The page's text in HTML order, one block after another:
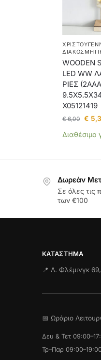
WOODEN
LED WW
ΡΙΕΣ
X05121419
€6,00 €
Διαθέσιμο
Δωρεάν
Σε όλες τις
των €100
ΚΑΤΆΣΤΗΜΑ
📍 Λ. Φλέμινγκ
📅 Ωράριο
Δευ & Τετ
Τρ–Παρ